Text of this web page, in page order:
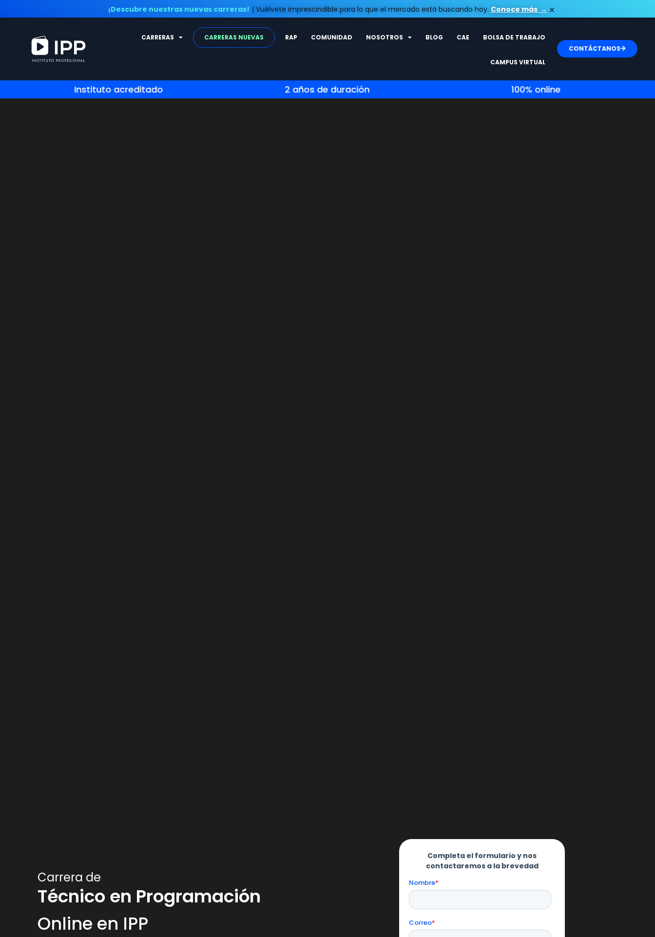
¡Descubre nuestras nuevas carreras! | Vuélvete imprescindible para lo que el mercado está buscando hoy. Conoce más​ → ×
CARRERAS CARRERAS NUEVAS RAP COMUNIDAD NOSOTROS BLOG CAE BOLSA DE TRABAJO
CAMPUS VIRTUAL
CONTÁCTANOS
Instituto acreditado 2 años de duración 100% online
Carrera de
Técnico en Programación
Online en IPP